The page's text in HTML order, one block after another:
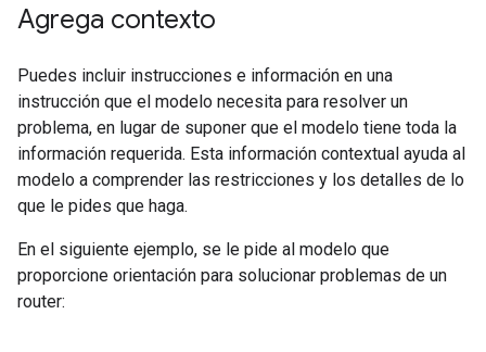
Agrega contexto
Puedes incluir instrucciones e información en una
instrucción que el modelo necesita para resolver un
problema, en lugar de suponer que el modelo tiene toda la
información requerida. Esta información contextual ayuda al
modelo a comprender las restricciones y los detalles de lo
que le pides que haga.
En el siguiente ejemplo, se le pide al modelo que
proporcione orientación para solucionar problemas de un
router: